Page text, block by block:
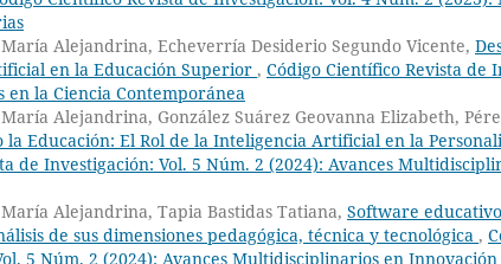
Alejandrina, Echeverría Desiderio Segundo Vicente,
en la Educación Superior , Código Científico Revista de
en la Ciencia Contemporánea
Alejandrina, González Suárez Geovanna Elizabeth,
Educación: El Rol de la Inteligencia Artificial en la
de Investigación: Vol. 5 Núm. 2 (2024): Avances
Alejandrina, Tapia Bastidas Tatiana, Software
de sus dimensiones pedagógica, técnica y tecnológica ,
5 Núm. 2 (2024): Avances Multidisciplinarios en